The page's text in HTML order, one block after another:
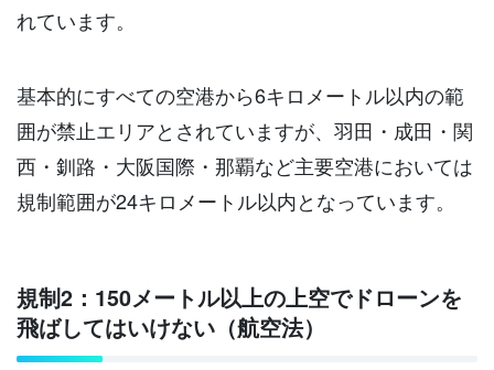
れています。
基本的にすべての空港から6キロメートル以内の範
囲が禁止エリアとされていますが、羽田・成田・関
西・釧路・大阪国際・那覇など主要空港においては
規制範囲が24キロメートル以内となっています。
規制2：150メートル以上の上空でドローンを
飛ばしてはいけない（航空法）